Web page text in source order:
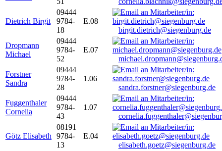
Dietrich Birgit
09444
9784-
18
E.08
birgit.dietrich@siegenburg.de
Dropmann
Michael
09444
9784-
52
E.07
Forstner
Sandra
09444
9784-
28
1.06
sandra.forstner@siegenburg.de
Fuggenthaler
Cornelia
09444
9784-
43
1.07
Götz Elisabeth
08191
9784-
13
E.04
elisabeth.goetz@siegenburg.de